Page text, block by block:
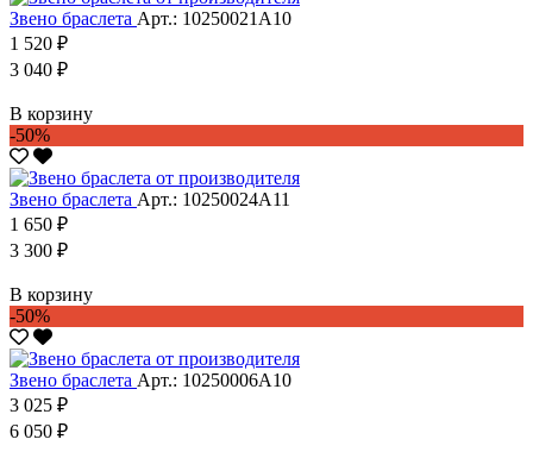
Звено браслета Арт.: 10250021А10
1 520 ₽
3 040 ₽
В корзину
-50%
Звено браслета Арт.: 10250024А11
1 650 ₽
3 300 ₽
В корзину
-50%
Звено браслета Арт.: 10250006А10
3 025 ₽
6 050 ₽